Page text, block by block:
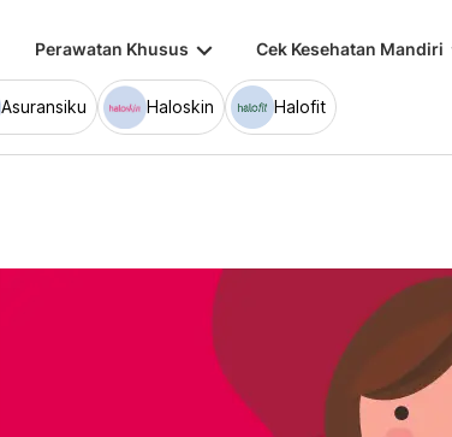
Perawatan Khusus keyboard_arrow_down Cek Kesehatan Mandiri
Asuransiku Haloskin Halofit